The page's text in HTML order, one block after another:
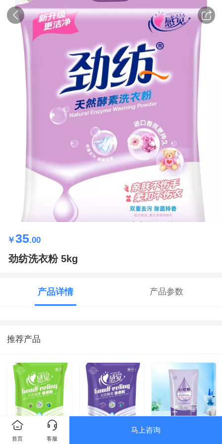
￥35.00
劲纺洗衣粉 5kg
产品详情 产品参数
推荐产品
心感觉洗衣粉 5kg
首页 客服
马上咨询